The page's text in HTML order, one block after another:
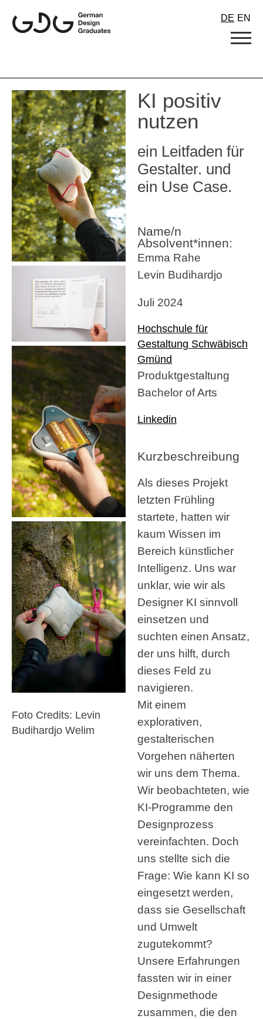
content
DE EN
Foto Credits: Levin
Budihardjo Welim
KI positiv
nutzen
ein Leitfaden für
Gestalter. und
ein Use Case.
Name/n
Absolvent*innen:
Emma Rahe
Levin Budihardjo
Juli 2024
Hochschule für
Gestaltung Schwäbisch
Gmünd
Produktgestaltung
Bachelor of Arts
Linkedin
Kurzbeschreibung
Als dieses Projekt
letzten Frühling
startete, hatten wir
kaum Wissen im
Bereich künstlicher
Intelligenz. Uns war
unklar, wie wir als
Designer KI sinnvoll
einsetzen und
suchten einen Ansatz,
der uns hilft, durch
dieses Feld zu
navigieren.
Mit einem
explorativen,
gestalterischen
Vorgehen näherten
wir uns dem Thema.
Wir beobachteten, wie
KI-Programme den
Designprozess
vereinfachten. Doch
uns stellte sich die
Frage: Wie kann KI so
eingesetzt werden,
dass sie Gesellschaft
und Umwelt
zugutekommt?
Unsere Erfahrungen
fassten wir in einer
Designmethode
zusammen, die den